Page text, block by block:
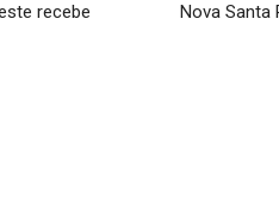
recebe
Nova Santa